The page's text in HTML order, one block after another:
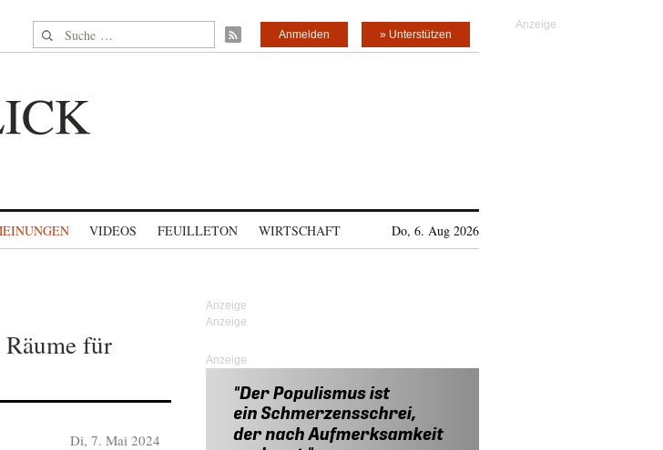
Suche nach: » Unterstützen
Anmelden
VIDEOS FEUILLETON WIRTSCHAFT Do, 6. Aug 2026
für
Di, 7. Mai 2024
Anzeige